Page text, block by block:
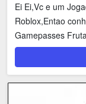
Ei Ei,Vc e um
Roblox,Entao
Gamepasses